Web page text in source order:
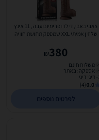
צאבי באבי, דילדו פרימיום עבה , 11 אינץ
של זין אמיתי XXL שמספק תחושת חוויה
380
₪
משלוח חינם
אספקה: באתר
דיגי דיגי
0.0
(4)
לפרטים נוספים